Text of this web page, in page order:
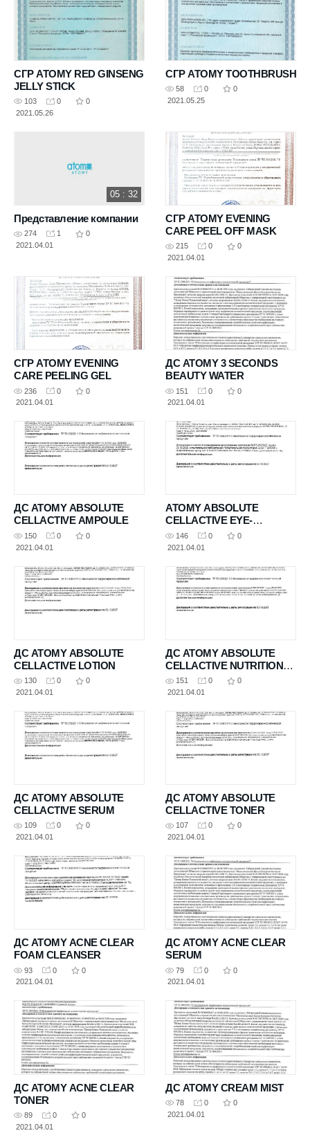
СГР ATOMY RED GINSENG
JELLY STICK
103 0
0
2021.05.26
СГР ATOMY TOOTHBRUSH
58 0
0
2021.05.25
05 : 32
Представление компании
274 1
0
2021.04.01
СГР ATOMY EVENING
CARE PEEL OFF MASK
215 0
0
2021.04.01
СГР ATOMY EVENING
CARE PEELING GEL
236 0
0
2021.04.01
ДС ATOMY 3 SECONDS
BEAUTY WATER
151 0
0
2021.04.01
ДС ATOMY ABSOLUTE
CELLACTIVE AMPOULE
150 0
0
2021.04.01
ATOMY ABSOLUTE
CELLACTIVE EYE-
COMPLEX
146 0
0
2021.04.01
ДС ATOMY ABSOLUTE
CELLACTIVE LOTION
130 0
0
2021.04.01
ДС ATOMY ABSOLUTE
CELLACTIVE NUTRITION
CREAM
151 0
0
2021.04.01
ДС ATOMY ABSOLUTE
CELLACTIVE SERUM
109 0
0
2021.04.01
ДС ATOMY ABSOLUTE
CELLACTIVE TONER
107 0
0
2021.04.01
ДС ATOMY ACNE CLEAR
FOAM CLEANSER
93 0
0
2021.04.01
ДС ATOMY ACNE CLEAR
SERUM
79 0
0
2021.04.01
ДС ATOMY ACNE CLEAR
TONER
89 0
0
2021.04.01
ДС ATOMY CREAM MIST
78 0
0
2021.04.01